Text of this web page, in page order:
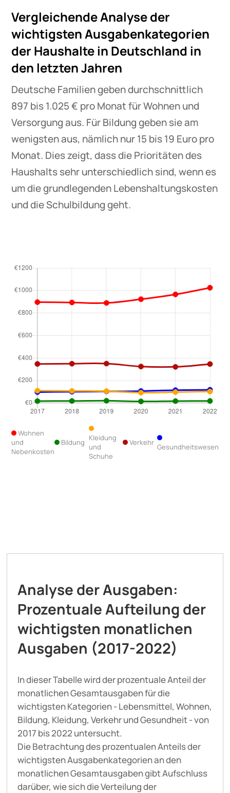
Vergleichende Analyse der
wichtigsten Ausgabenkategorien
der Haushalte in Deutschland in
den letzten Jahren
Deutsche Familien geben durchschnittlich
897 bis 1.025 € pro Monat für Wohnen und
Versorgung aus. Für Bildung geben sie am
wenigsten aus, nämlich nur 15 bis 19 Euro pro
Monat. Dies zeigt, dass die Prioritäten des
Haushalts sehr unterschiedlich sind, wenn es
um die grundlegenden Lebenshaltungskosten
und die Schulbildung geht.
Wohnen
und
Nebenkosten
Bildung Kleidung
und
Schuhe
Verkehr Gesundheitswesen
Analyse der Ausgaben:
Prozentuale Aufteilung der
wichtigsten monatlichen
Ausgaben (2017-2022)
In dieser Tabelle wird der prozentuale Anteil der
monatlichen Gesamtausgaben für die
wichtigsten Kategorien - Lebensmittel, Wohnen,
Bildung, Kleidung, Verkehr und Gesundheit - von
2017 bis 2022 untersucht.
Die Betrachtung des prozentualen Anteils der
wichtigsten Ausgabenkategorien an den
monatlichen Gesamtausgaben gibt Aufschluss
darüber, wie sich die Verteilung der